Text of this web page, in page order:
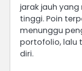
jarak jauh
tinggi. Poin
menunggu
portofolio, lalu
diri.